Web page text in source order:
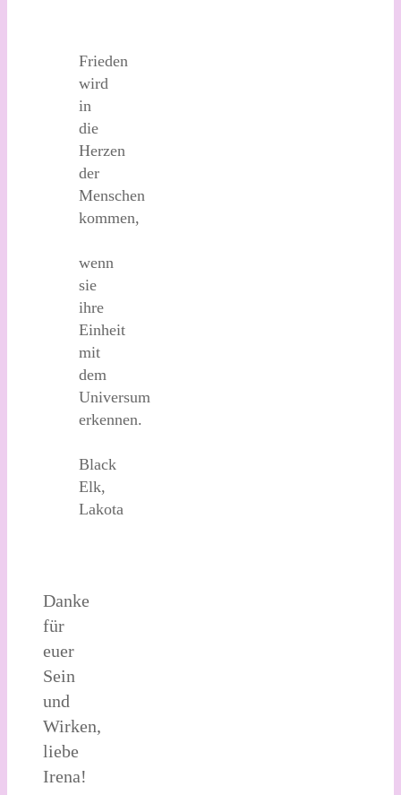
Frieden
wird
in
die
Herzen
der
Menschen
kommen,
wenn
sie
ihre
Einheit
mit
dem
Universum
erkennen.
Black
Elk,
Lakota
Danke
für
euer
Sein
und
Wirken,
liebe
Irena!